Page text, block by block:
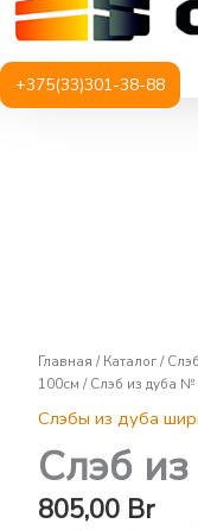
+375(33)301-38-88
Главная /Каталог/
100см / Слэб из дуба
Слэбы из дуба
Слэб
805,00 Br